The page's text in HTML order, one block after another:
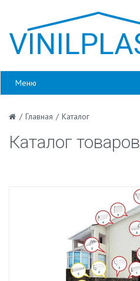
Меню
/ Главная / Каталог
Каталог товаров